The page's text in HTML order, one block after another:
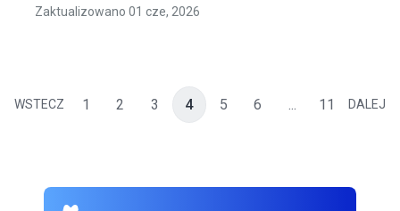
Zaktualizowano 01 cze, 2026
WSTECZ 1 2 3 4 5 6 ... 11 DALEJ